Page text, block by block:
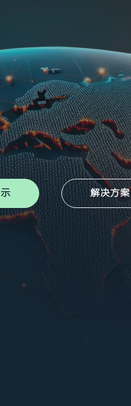
解决方案